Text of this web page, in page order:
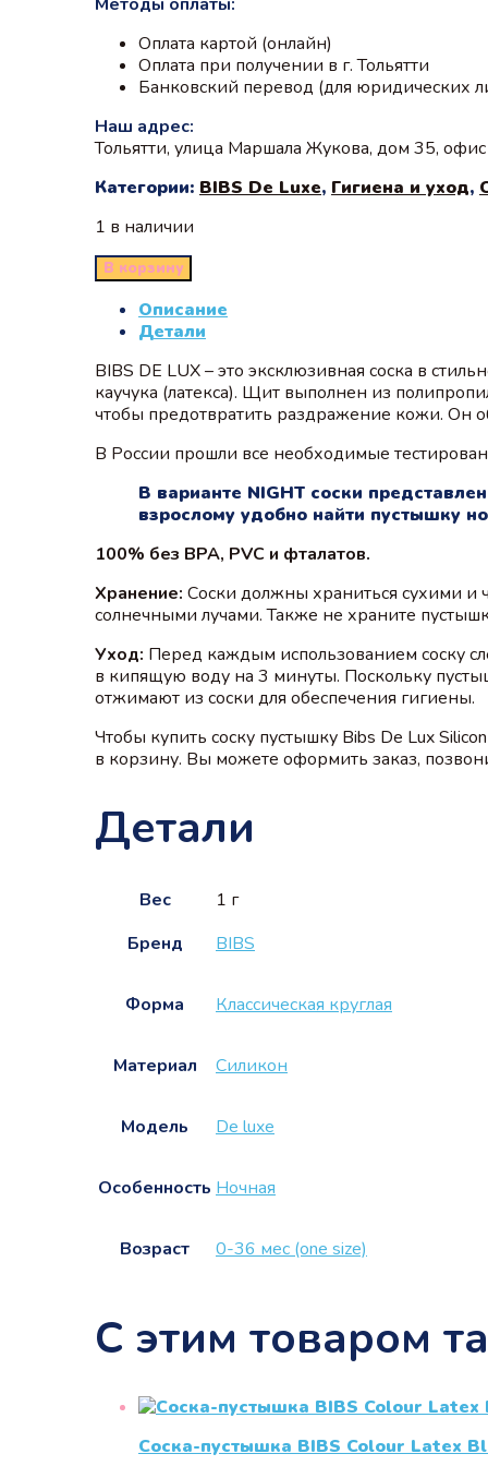
Оплата картой (онлайн)
Оплата при получении в г. Тольятти
Банковский перевод (для юридических
Наш адрес:
Тольятти, улица Маршала Жукова, дом 35,
Категории: BIBS De Luxe, Гигиена и уход,
1 в наличии
В корзину
Описание
Детали
BIBS DE LUX – это эксклюзивная соска в
каучука (латекса). Щит выполнен из
чтобы предотвратить раздражение кожи. Он
В России прошли все необходимые
В варианте NIGHT соски
взрослому удобно найти пустышку
100% без BPA, PVC и фталатов.
Хранение: Соски должны храниться сухими
солнечными лучами. Также не храните
Уход: Перед каждым использованием соску
в кипящую воду на 3 минуты. Поскольку
отжимают из соски для обеспечения гигиены.
Чтобы купить соску пустышку Bibs De Lux
в корзину. Вы можете оформить заказ,
Детали
Вес
1 г
Бренд
BIBS
Форма Классическая круглая
Материал Силикон
Модель De luxe
Особенность Ночная
Возраст 0-36 мес (one size)
С этим товаром
Соска-пустышка BIBS Colour Latex